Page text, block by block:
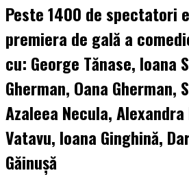
Peste 1400 de spectatori
premiera de gală a
cu: George Tănase, Ioana
Gherman, Oana Gherman,
Azaleea Necula,
Vatavu, Ioana Ginghină,
Găinușă